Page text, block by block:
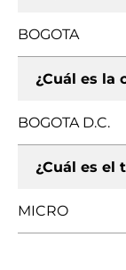
BOGOTA
¿Cuál es la
BOGOTA D.C.
¿Cuál es el
MICRO